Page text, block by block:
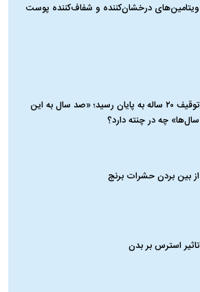
ویتامین‌های درخشان‌کننده و شفاف‌کننده پوست
توقیف ۲۰ ساله به پایان رسید؛ «صد سال به این
سال‌ها» چه در چنته دارد؟
از بین بردن حشرات برنج
تاثیر استرس بر بدن